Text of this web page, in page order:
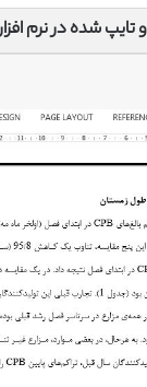
تایپ شده در نرم